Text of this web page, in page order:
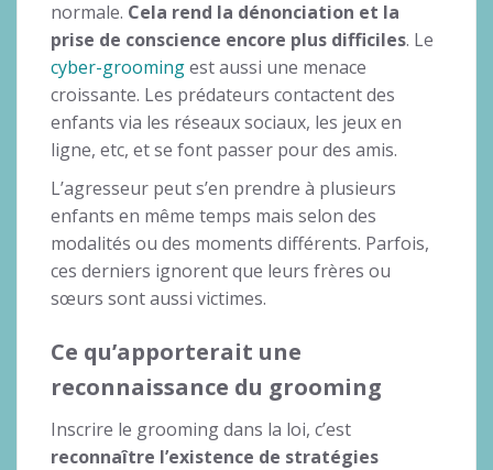
normale. Cela rend la dénonciation et la
prise de conscience encore plus difficiles. Le
cyber-groomingest aussi une menace
croissante. Les prédateurs contactent des
enfants via les réseaux sociaux, les jeux en
ligne, etc, et se font passer pour des amis.
L’agresseur peut s’en prendre à plusieurs
enfants en même temps mais selon des
modalités ou des moments différents. Parfois,
ces derniers ignorent que leurs frères ou
sœurs sont aussi victimes.
Ce qu’apporterait une
reconnaissance du grooming
Inscrire le grooming dans la loi, c’est
reconnaître l’existence de stratégies